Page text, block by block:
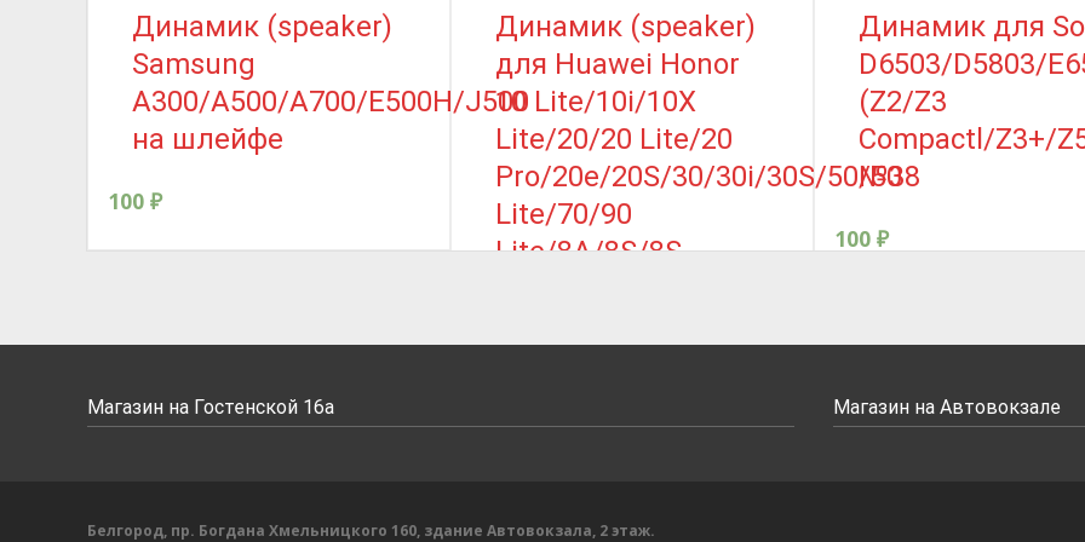
Динамик (speaker)
Samsung
A300/A500/A700/E500H/J500
на шлейфе
100 ₽
Динамик (speaker)
для Huawei Honor
10 Lite/10i/10X
Lite/20/20 Lite/20
Pro/20e/20S/30/30i/30S/50/50
Lite/70/90
Lite/8A/8S/8S
5G/X8a/X8c/X9/X9b/400
Динамик для
D6503/D5803/
(Z2/Z3
Compactl/Z3+/
№38
100 ₽
Магазин на Гостенской 16а Магазин на Автовокзале
Белгород, пр. Богдана Хмельницкого 160, здание Автовокзала, 2 этаж.